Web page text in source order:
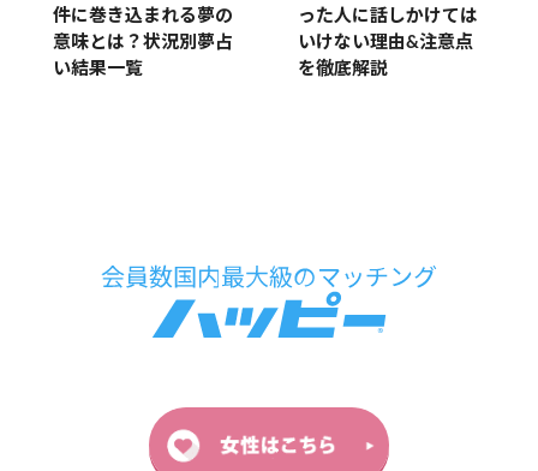
件に巻き込まれる夢の
意味とは？状況別夢占
い結果一覧
った人に話しかけては
いけない理由&注意点
を徹底解説